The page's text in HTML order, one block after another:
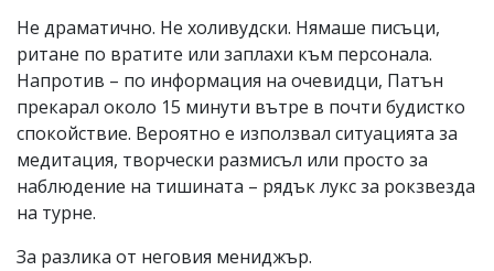
Не драматично. Не холивудски. Нямаше писъци,
ритане по вратите или заплахи към персонала.
Напротив – по информация на очевидци, Патън
прекарал около 15 минути вътре в почти будистко
спокойствие. Вероятно е използвал ситуацията за
медитация, творчески размисъл или просто за
наблюдение на тишината – рядък лукс за рокзвезда
на турне.
За разлика от неговия мениджър.